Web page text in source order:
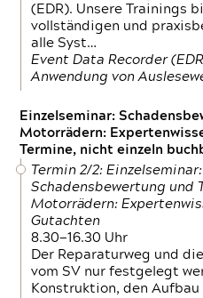
(EDR). Unsere Trainings
vollständigen und
alle Syst…
Event Data Recorder
Anwendung von
Einzelseminar:
Motorrädern:
Termine, nicht einzeln
Termin 2/2: Einzelseminar:
Schadensbewertung und
Motorrädern:
Gutachten
8.30—16.30 Uhr
Der Reparaturweg und
vom SV nur festgelegt
Konstruktion, den